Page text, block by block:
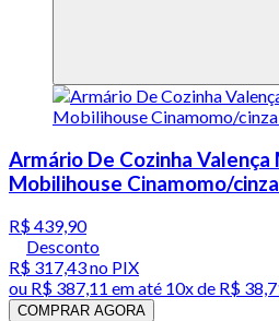
Armário De Cozinha
Mobilihouse Cinamomo/
R$ 439,90
Desconto
R$ 317,43no PIX
ou R$ 387,11 em até 10x de R$
COMPRAR AGORA